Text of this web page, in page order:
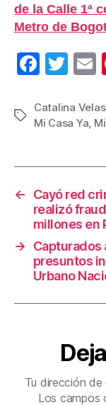
de la Calle 1ª
Metro de
F
c
e
o
k
T
tt
er
Etiquetas
Catalina
Mi Casa Ya
←
Cayó red
realizó
millones en
→
Capturados
presuntos
Urbano
Tu dirección
Los campos